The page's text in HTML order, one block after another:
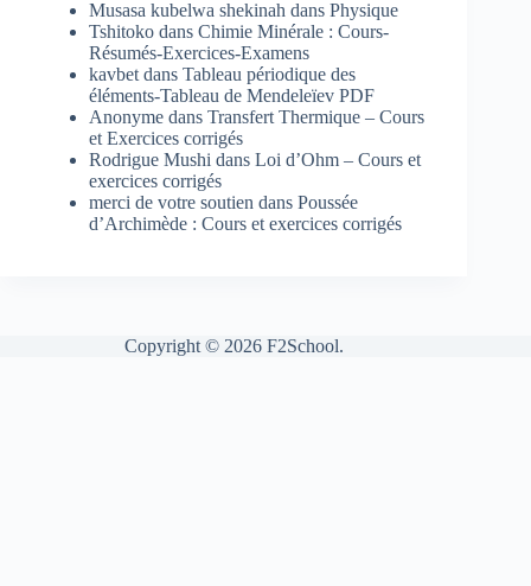
Musasa kubelwa shekinah dans Physique
Tshitoko dans Chimie Minérale : Cours-
Résumés-Exercices-Examens
kavbet dans Tableau périodique des
éléments-Tableau de Mendeleïev PDF
Anonyme dans Transfert Thermique – Cours
et Exercices corrigés
Rodrigue Mushi dans Loi d’Ohm – Cours et
exercices corrigés
merci de votre soutien dans Poussée
d’Archimède : Cours et exercices corrigés
Copyright © 2026 F2School.